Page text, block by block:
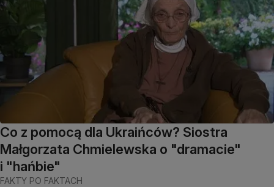
Co z pomocą dla Ukraińców? Siostra
Małgorzata Chmielewska o "dramacie"
i "hańbie"
FAKTY PO FAKTACH